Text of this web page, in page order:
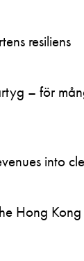
resiliens
– för
into
Hong